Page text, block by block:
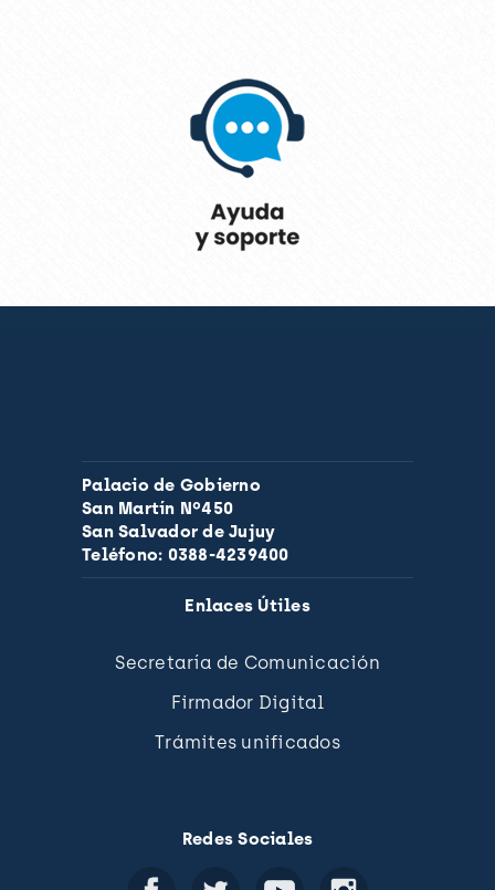
Palacio de Gobierno
San Martín Nº450
San Salvador de Jujuy
Teléfono: 0388-4239400
Enlaces Útiles
Secretaría de Comunicación
Firmador Digital
Trámites unificados
Redes Sociales